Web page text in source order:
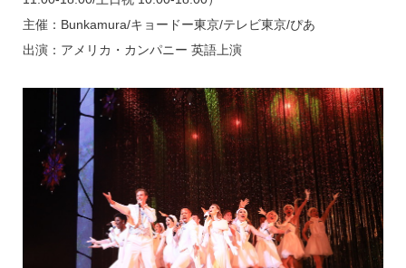
主催：Bunkamura/キョードー東京/テレビ東京/ぴあ
出演：アメリカ・カンパニー 英語上演